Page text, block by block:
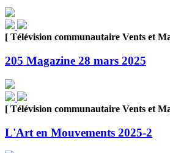
[ Télévision communautaire Vents et
205 Magazine 28 mars 2025
[ Télévision communautaire Vents et
L'Art en Mouvements 2025-2